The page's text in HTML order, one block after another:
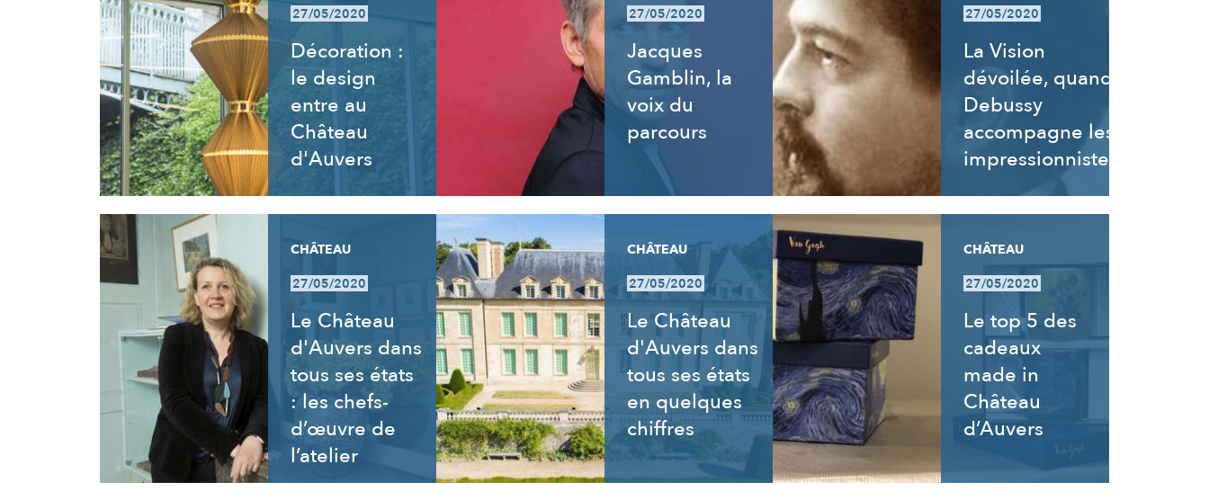
27/05/2020
Décoration :
le design
entre au
Château
d'Auvers
27/05/2020
Jacques
Gamblin, la
voix du
parcours
27/05/2020
La Vision
dévoilée, quand
Debussy
accompagne les
impressionnistes
CHÂTEAU
27/05/2020
Le Château
d'Auvers dans
tous ses états
: les chefs-
d’œuvre de
l’atelier
CHÂTEAU
27/05/2020
Le Château
d'Auvers dans
tous ses états
en quelques
chiffres
CHÂTEAU
27/05/2020
Le top 5 des
cadeaux
made in
Château
d’Auvers